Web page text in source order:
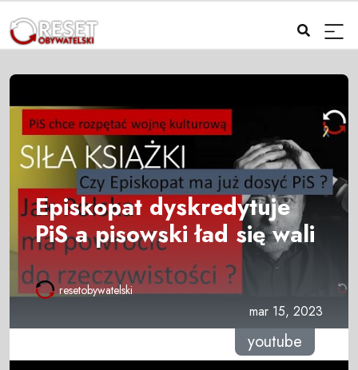
Episkopat dyskredytuje
PiS a pisowski ład się wali
resetobywatelski
mar 15, 2023
youtube